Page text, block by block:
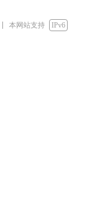
本网站支持 IPv6